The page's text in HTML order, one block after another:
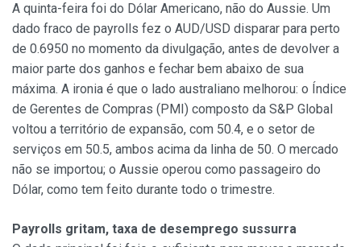
A quinta-feira foi do Dólar Americano, não do Aussie. Um
dado fraco de payrolls fez o AUD/USD disparar para perto
de 0.6950 no momento da divulgação, antes de devolver a
maior parte dos ganhos e fechar bem abaixo de sua
máxima. A ironia é que o lado australiano melhorou: o Índice
de Gerentes de Compras (PMI) composto da S&P Global
voltou a território de expansão, com 50.4, e o setor de
serviços em 50.5, ambos acima da linha de 50. O mercado
não se importou; o Aussie operou como passageiro do
Dólar, como tem feito durante todo o trimestre.
Payrolls gritam, taxa de desemprego sussurra